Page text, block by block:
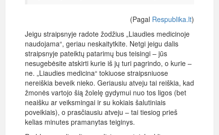
(Pagal Respublika.lt)
Jeigu straipsnyje radote žodžius „Liaudies medicinoje
naudojama“, geriau neskaitytkite. Netgi jeigu dalis
straipsnyje pateiktų patarimų bus teisingi – jūs
nesugebėsite atskirti kurie iš jų turi pagrindo, o kurie –
ne. „Liaudies medicina“ tokiuose straipsniuose
nereiškia beveik nieko. Geriausiu atveju tai reiškia, kad
žmonės vartojo šią žolelę gydymui nuo tos ligos (bet
neaišku ar veiksmingai ir su kokiais šalutiniais
poveikiais), o prasčiausiu atveju – tai tiesiog prieš
kelias minutes pramanytas teiginys.